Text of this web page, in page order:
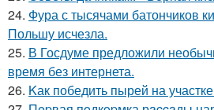
24. Фура с тысячами батончиков
Польшу исчезла.
25. В Госдуме предложили
время без интернета.
26. Kак победить пырей на